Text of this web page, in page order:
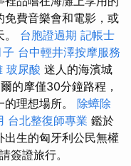
免費音樂會和電影，或
台胞證過期 記帳士
台中輕井澤按摩服務
玻尿酸 迷人的海濱城
的摩僅30分鐘路程，
理想場所。 除蟑除
台北整復師專業 鑑於
出生的匈牙利公民無權
簽證旅行。